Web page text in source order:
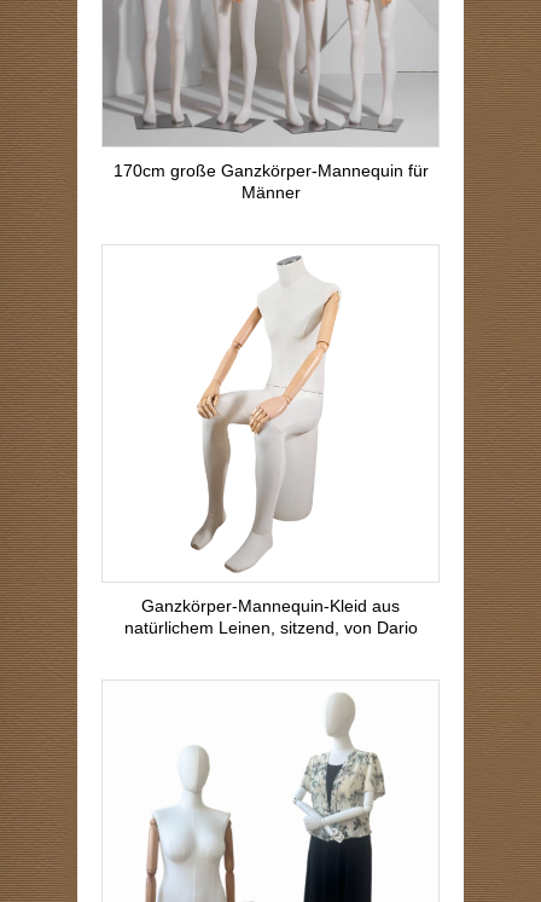
170cm große Ganzkörper-Mannequin für
Männer
Ganzkörper-Mannequin-Kleid aus
natürlichem Leinen, sitzend, von Dario